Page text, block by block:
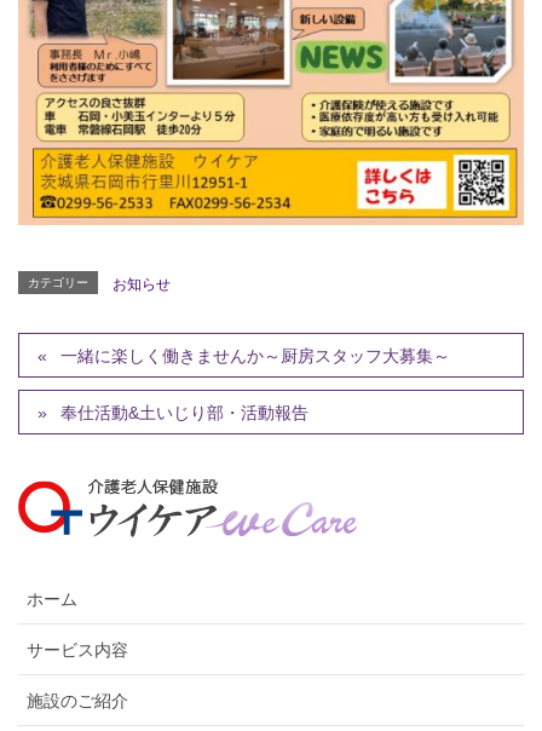
カテゴリー お知らせ
一緒に楽しく働きませんか～厨房スタッフ大募集～
奉仕活動&土いじり部・活動報告
ホーム
サービス内容
施設のご紹介